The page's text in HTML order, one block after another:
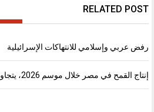
RELATED POST
رفض عربي وإسلامي للانتهاكات الإسرائيلية
إنتاج القمح في مصر خلال موسم 2026، يتجاوز 10 ملايين طن